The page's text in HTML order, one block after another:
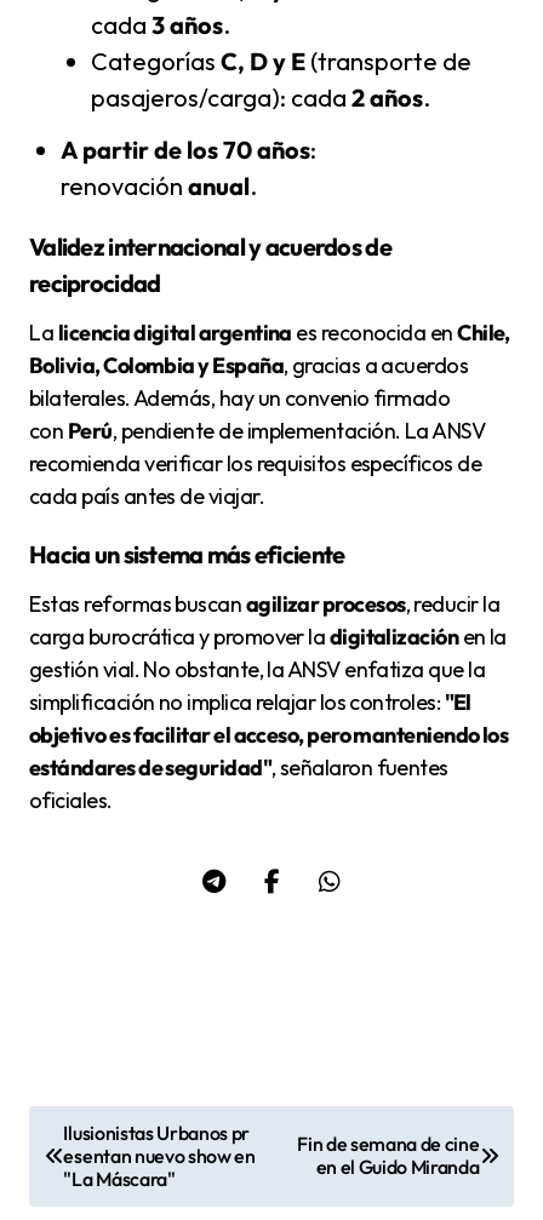
cada3 años.
CategoríasC, D y E (transporte de
pasajeros/carga): cada2 años.
A partir de los 70 años:
renovación anual.
Validez internacional y acuerdos de
reciprocidad
La licencia digital argentina es reconocida enChile,
Bolivia, Colombia y España, gracias a acuerdos
bilaterales. Además, hay un convenio firmado
con Perú, pendiente de implementación. La ANSV
recomienda verificar los requisitos específicos de
cada país antes de viajar.
Hacia un sistema más eficiente
Estas reformas buscanagilizar procesos, reducir la
carga burocrática y promover ladigitalizaciónen la
gestión vial. No obstante, la ANSV enfatiza que la
simplificación no implica relajar los controles: "El
objetivo es facilitar el acceso, pero manteniendo los
estándares de seguridad", señalaron fuentes
oficiales.
N
Ilusionistas Urbanos pr
esentan nuevo show en
"La Máscara"
Fin de semana de cine
en el Guido Miranda